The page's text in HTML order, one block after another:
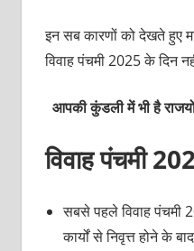
इन सब कारणों को देखते हुए
विवाह पंचमी 2025 के दिन
आपकी कुंडली में भी है
विवाह पंचमी
सबसे पहले विवाह पंचमी
कार्यों से निवृत्त होने के